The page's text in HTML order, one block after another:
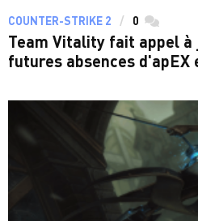
COUNTER-STRIKE 2 0
Team Vitality fait appel
futures absences d'apEX